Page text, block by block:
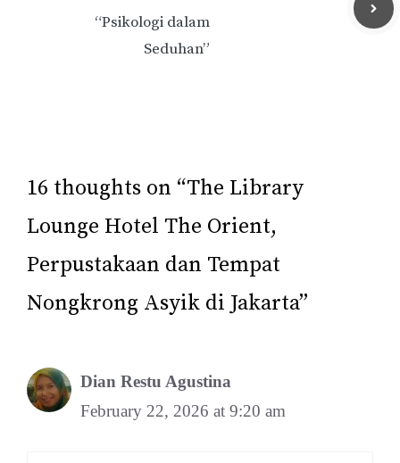
“Psikologi dalam
Seduhan”
16 thoughts on “The Library
Lounge Hotel The Orient,
Perpustakaan dan Tempat
Nongkrong Asyik di Jakarta”
Dian Restu Agustina
February 22, 2026 at 9:20 am